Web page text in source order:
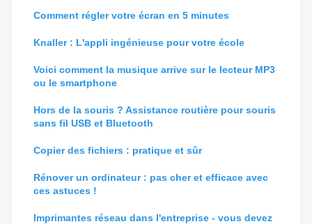
Comment régler votre écran en 5 minutes
Knaller : L'appli ingénieuse pour votre école
Voici comment la musique arrive sur le lecteur MP3
ou le smartphone
Hors de la souris ? Assistance routière pour souris
sans fil USB et Bluetooth
Copier des fichiers : pratique et sûr
Rénover un ordinateur : pas cher et efficace avec
ces astuces !
Imprimantes réseau dans l'entreprise - vous devez